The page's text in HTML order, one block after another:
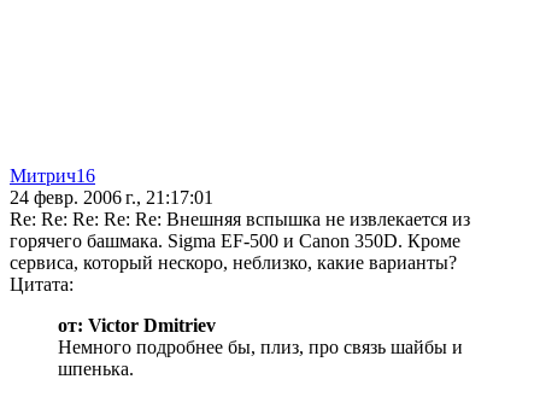
Митрич16
24 февр. 2006 г., 21:17:01
Re: Re: Re: Re: Re: Внешняя вспышка не извлекается из
горячего башмака. Sigma EF-500 и Canon 350D. Кроме
сервиса, который нескоро, неблизко, какие варианты?
Цитата:
от: Victor Dmitriev
Немного подробнее бы, плиз, про связь шайбы и
шпенька.